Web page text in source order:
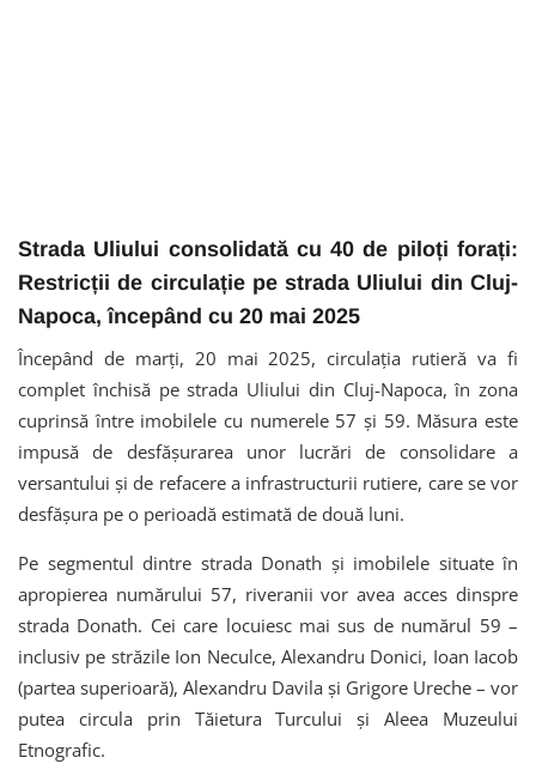
Strada Uliului consolidată cu 40 de piloți forați:
Restricții de circulație pe strada Uliului din Cluj-
Napoca, începând cu 20 mai 2025
Începând de marți, 20 mai 2025, circulația rutieră va fi
complet închisă pe strada Uliului din Cluj-Napoca, în zona
cuprinsă între imobilele cu numerele 57 și 59. Măsura este
impusă de desfășurarea unor lucrări de consolidare a
versantului și de refacere a infrastructurii rutiere, care se vor
desfășura pe o perioadă estimată de două luni.
Pe segmentul dintre strada Donath și imobilele situate în
apropierea numărului 57, riveranii vor avea acces dinspre
strada Donath. Cei care locuiesc mai sus de numărul 59 –
inclusiv pe străzile Ion Neculce, Alexandru Donici, Ioan Iacob
(partea superioară), Alexandru Davila și Grigore Ureche – vor
putea circula prin Tăietura Turcului și Aleea Muzeului
Etnografic.